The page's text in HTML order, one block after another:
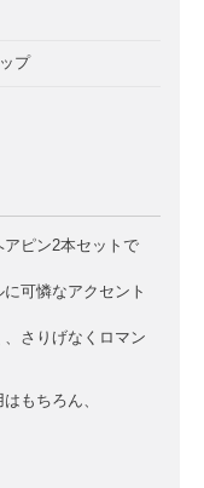
プ
ピン2本セットで
可憐なアクセント
さりげなくロマン
もちろん、